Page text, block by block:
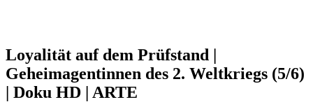
Loyalität auf dem Prüfstand |
Geheimagentinnen des 2. Weltkriegs (5/6)
| Doku HD | ARTE